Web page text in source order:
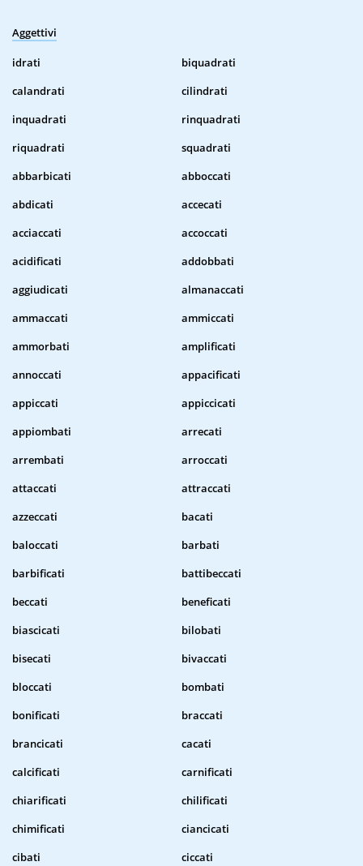
Aggettivi
idrati
biquadrati
calandrati
cilindrati
inquadrati
rinquadrati
riquadrati
squadrati
abbarbicati
abboccati
abdicati
accecati
acciaccati
accoccati
acidificati
addobbati
aggiudicati
almanaccati
ammaccati
ammiccati
ammorbati
amplificati
annoccati
appacificati
appiccati
appiccicati
appiombati
arrecati
arrembati
arroccati
attaccati
attraccati
azzeccati
bacati
baloccati
barbati
barbificati
battibeccati
beccati
beneficati
biascicati
bilobati
bisecati
bivaccati
bloccati
bombati
bonificati
braccati
brancicati
cacati
calcificati
carnificati
chiarificati
chilificati
chimificati
ciancicati
cibati
ciccati